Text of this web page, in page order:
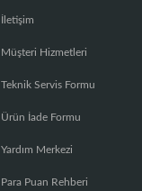
İletişim
Müşteri Hizmetleri
Teknik Servis Formu
Ürün İade Formu
Yardım Merkezi
Para Puan Rehberi